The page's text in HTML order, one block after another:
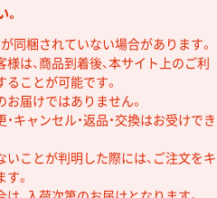
同梱されていない場合があります。
は、商品到着後、本サイト上のご利
ことが可能です。
届けではありません。
キャンセル・返品・交換はお受けでき
ことが判明した際には、ご注文をキ
。